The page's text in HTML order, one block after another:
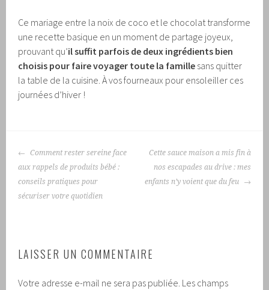
Ce mariage entre la noix de coco et le chocolat transforme
une recette basique en un moment de partage joyeux,
prouvant qu’il suffit parfois de deux ingrédients bien
choisis pour faire voyager toute la famille sans quitter
la table de la cuisine. À vos fourneaux pour ensoleiller ces
journées d’hiver !
NAVIGATION
DES
ARTICLES
Comment rester sereine face
aux rappels de produits bébé :
conseils pratiques pour
sécuriser votre quotidien
Cette sauce maison a mis fin à
nos escapades au drive : mes
enfants n’y voient que du feu
LAISSER UN COMMENTAIRE
Votre adresse e-mail ne sera pas publiée. Les champs